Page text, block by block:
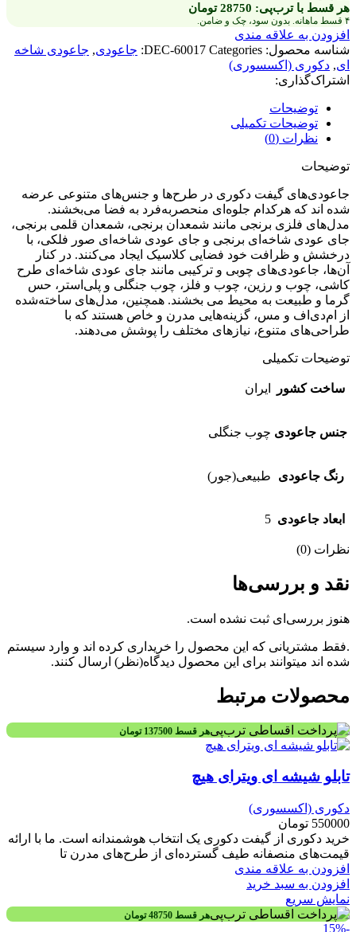
هر قسط با ترب‌پی: 28750 تومان
۴ قسط ماهانه. بدون سود، چک و ضامن.
افزودن به علاقه مندی
شناسه محصول:
DEC-60017 Categories: جاعودی, جاعودی شاخه
ای, دکوری (اکسسوری)
اشتراک‌گذاری:
توضیحات
توضیحات تکمیلی
نظرات (0)
توضیحات
جاعودی‌های گیفت دکوری در طرح‌ها و جنس‌های متنوعی عرضه
شده اند که هرکدام جلوه‌ای منحصربه‌فرد به فضا می‌بخشند.
مدل‌های فلزی برنجی مانند شمعدان برنجی، شمعدان قلمی برنجی،
جای عودی شاخه‌ای برنجی و جای عودی شاخه‌ای صور فلکی، با
درخشش و ظرافت خود فضایی کلاسیک ایجاد می‌کنند. در کنار
آن‌ها، جاعودی‌های چوبی و ترکیبی مانند جای عودی شاخه‌ای طرح
کاشی، چوب و رزین، چوب و فلز، چوب جنگلی و پلی‌استر، حس
گرما و طبیعت به محیط می بخشند. همچنین، مدل‌های ساخته‌شده
از ام‌دی‌اف و مس، گزینه‌هایی مدرن و خاص هستند که با
طراحی‌های متنوع، نیازهای مختلف را پوشش می‌دهند.
توضیحات تکمیلی
ساخت کشور ایران
جنس جاعودی چوب جنگلی
رنگ جاعودی طبیعی(جور)
ابعاد جاعودی 5
نظرات (0)
نقد و بررسی‌ها
هنوز بررسی‌ای ثبت نشده است.
.فقط مشتریانی که این محصول را خریداری کرده اند و وارد سیستم
شده اند میتوانند برای این محصول دیدگاه(نظر) ارسال کنند.
محصولات مرتبط
هر قسط 137500 تومان
تابلو شیشه ای ویترای هیچ
دکوری (اکسسوری)
550000 تومان
خرید دکوری از گیفت دکوری یک انتخاب هوشمندانه است. ما با ارائه
قیمت‌های منصفانه طیف گسترده‌ای از طرح‌های مدرن تا
افزودن به علاقه مندی
افزودن به سبد خرید
نمایش سریع
هر قسط 48750 تومان
-15%